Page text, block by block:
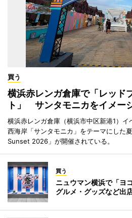
買う
横浜赤レンガ倉庫で「レッド
ト」 サンタモニカをイメー
横浜赤レンガ倉庫（横浜市中区新港1）イ
西海岸「サンタモニカ」をテーマにした
Sunset 2026」が開催されている。
買う
ニュウマン横浜で「ヨ
グルメ・グッズなど出